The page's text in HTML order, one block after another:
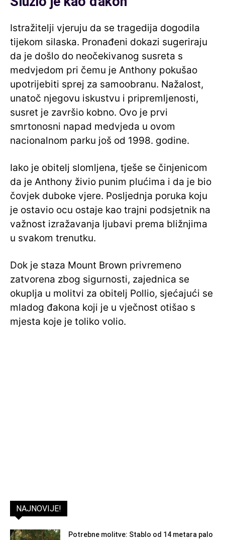
Istražitelji vjeruju da se tragedija dogodila
tijekom silaska. Pronađeni dokazi sugeriraju
da je došlo do neočekivanog susreta s
medvjedom pri čemu je Anthony pokušao
upotrijebiti sprej za samoobranu. Nažalost,
unatoč njegovu iskustvu i pripremljenosti,
susret je završio kobno. Ovo je prvi
smrtonosni napad medvjeda u ovom
nacionalnom parku još od 1998. godine.
Iako je obitelj slomljena, tješe se činjenicom
da je Anthony živio punim plućima i da je bio
čovjek duboke vjere. Posljednja poruka koju
je ostavio ocu ostaje kao trajni podsjetnik na
važnost izražavanja ljubavi prema bližnjima
u svakom trenutku.
Dok je staza Mount Brown privremeno
zatvorena zbog sigurnosti, zajednica se
okuplja u molitvi za obitelj Pollio, sjećajući se
mladog đakona koji je u vječnost otišao s
mjesta koje je toliko volio.
NAJNOVIJE!
Potrebne molitve: Stablo od 14 metara palo